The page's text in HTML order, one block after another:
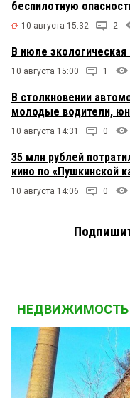
ходили
беспилотную
10 августа 15:32 2
В июле
10 августа 15:00 1
В столкновении
молодые водители,
10 августа 14:31 0
35 млн рублей
кино по «Пушкинской
10 августа 14:06 0
НЕДВИЖИМОСТЬ